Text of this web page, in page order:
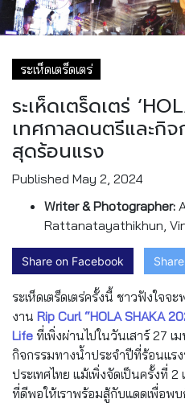
ระเห็ดเตร็ดเตร่
ระเห็ดเตร็ดเตร่
เทศกาลดนตรีและกิจ
สุดร้อนแรง
Published May 2, 2024
Writer & Photographer:
Rattanatayathikhun,
Share on Facebook
ระเห็ดเตร็ดเตร่ครั้งนี้ ชาวฟังใจจ
งาน Rip Curl “HOLA SHAKA
Life ที่เพิ่งผ่านไปในวันเสาร์ 27
กิจกรรมทางน้ำประจำปีที่ร้อนแร
ประเทศไทย แม้เพิ่งจัดเป็นครั้งที่
ที่ดีพอให้เราพร้อมสู้กับแดดเพื่อ